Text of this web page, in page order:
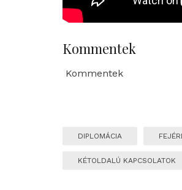
Kommentek
Kommentek
DIPLOMÁCIA
KÉTOLDALÚ KAPCSOLATOK